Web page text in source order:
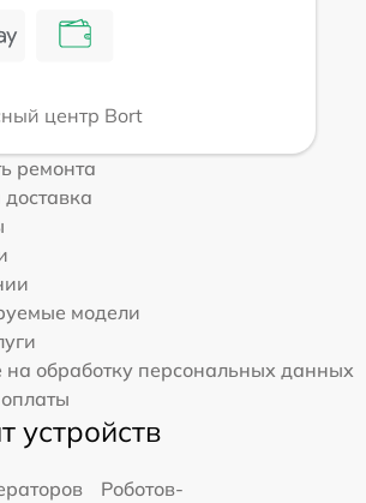
центр Bort
ремонта
модели
на обработку персональных данных
устройств
Роботов-